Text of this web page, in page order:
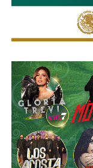
estado, Martínez
competencia
mejorar la
“Hoy el gremio
es buena. Ellos
mejor servicio,
opción que
La titular de la
el procedimiento
obligaciones